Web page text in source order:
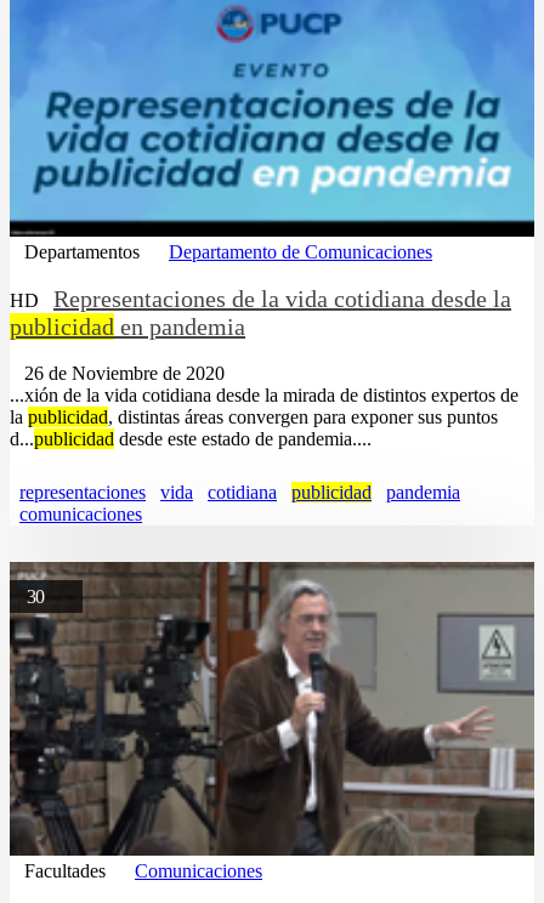
Departamentos Departamento de Comunicaciones
HD
Representaciones de la vida cotidiana desde la
publicidad en pandemia
26 de Noviembre de 2020
...xión de la vida cotidiana desde la mirada de distintos expertos de
la publicidad, distintas áreas convergen para exponer sus puntos
d...publicidad desde este estado de pandemia....
representaciones vida cotidiana publicidad
pandemia
comunicaciones
30
Facultades Comunicaciones